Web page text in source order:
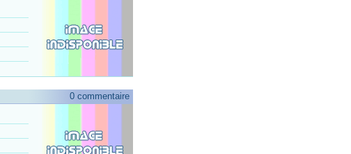
0 commentaire